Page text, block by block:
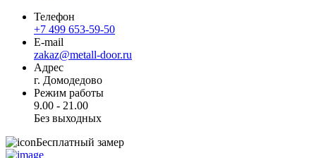
Телефон
+7 499 653-59-50
E-mail
zakaz@metall-door.ru
Адрес
г. Домодедово
Режим работы
9.00 - 21.00
Без выходных
Бесплатный замер